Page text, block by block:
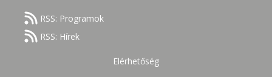
RSS: Programok
RSS: Hírek
Elérhetőség